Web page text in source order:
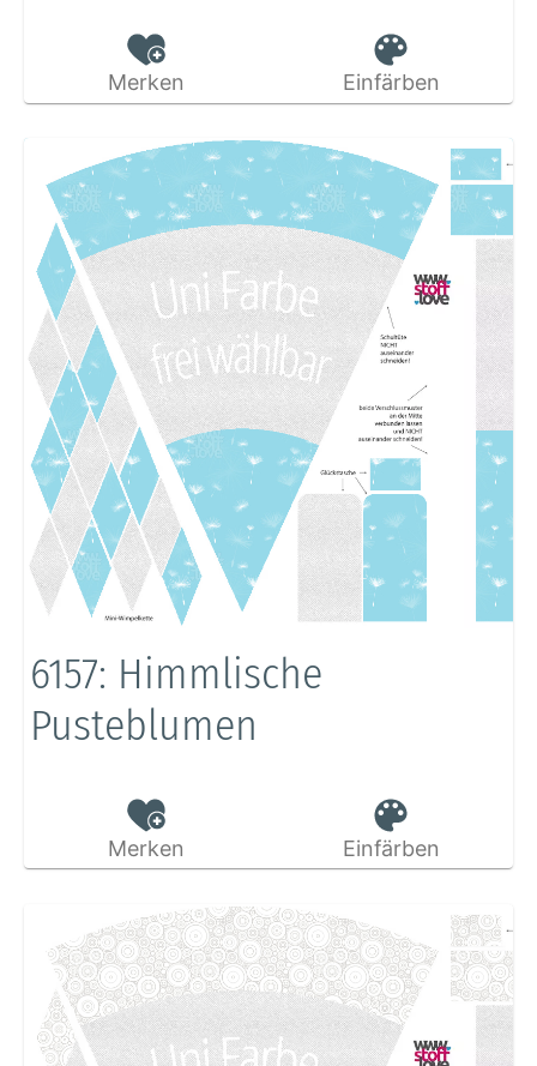
Merken Einfärben
6157: Himmlische
Pusteblumen
Merken Einfärben